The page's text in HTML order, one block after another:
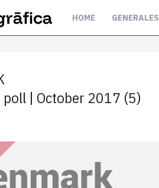
HOME GENERALES
| October 2017 (5)